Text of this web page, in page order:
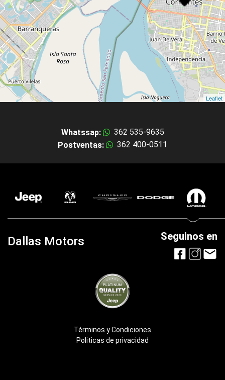
Leaflet
Whatssap:
362 535-9635
Postventas:
362 400-0511
Dallas Motors Seguinos en
Términos y Condiciones
Politicas de privacidad